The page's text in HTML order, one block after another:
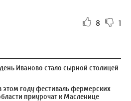
8 1
Иваново стало сырной столицей
этом году фестиваль фермерских
приурочат к Масленице